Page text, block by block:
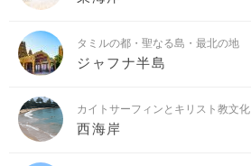
タミルの都・聖なる島・最北の地
ジャフナ半島
カイトサーフィンとキリスト教文化
西海岸